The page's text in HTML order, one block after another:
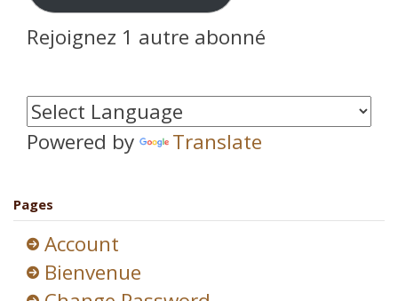
Rejoignez 1 autre abonné
Powered by Translate
Pages
Account
Bienvenue